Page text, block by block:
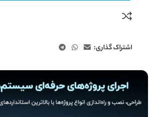
اشتراک گذاری: